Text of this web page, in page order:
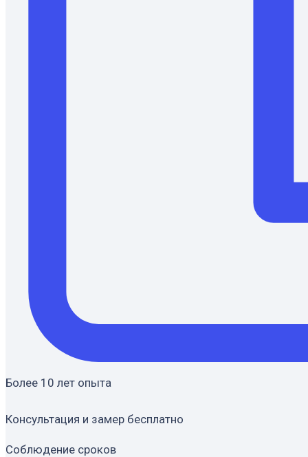
Более 10 лет опыта
Консультация и замер бесплатно
Соблюдение сроков